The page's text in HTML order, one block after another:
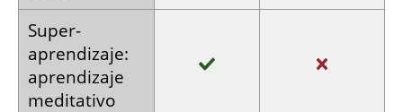
Super­
aprendizaje:
aprendizaje
meditativo